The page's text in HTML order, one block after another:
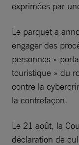
exprimées par
Le parquet a
engager des
personnes «
touristique » du
contre la
la contrefaçon.
Le 21 août, la
déclaration de